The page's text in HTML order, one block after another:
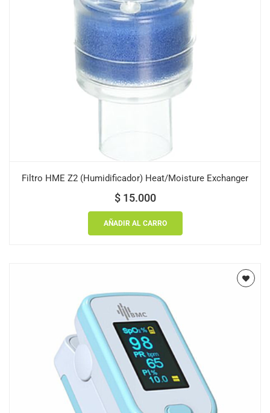
Filtro HME Z2 (Humidificador) Heat/Moisture Exchanger
$ 15.000
AÑADIR AL CARRO